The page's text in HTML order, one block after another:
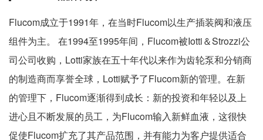
Flucom成立于1991年，在当时Flucom以生产插装阀和液压
组件为主。 在1994至1995年间，Flucom被Iotti＆Strozzi公
司公司收购，Lotti家族在五十年代以来作为齿轮泵和分销商
的制造商而享誉全球，Lotti赋予了Flucom新的管理。在新
的管理下，Flucom逐渐得到成长：新的投资和年轻以及上
进心且不断发展的员工，为Flucom输入新鲜血液，这很快
促使Flucom扩充了其产品范围，并有能力为客户提供适合